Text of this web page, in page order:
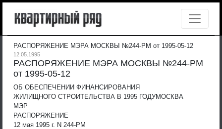
РАСПОРЯЖЕНИЕ МЭРА МОСКВЫ №244-РМ от 1995-05-12
12.05.1995
РАСПОРЯЖЕНИЕ МЭРА МОСКВЫ №244-РМ
от 1995-05-12
ОБ ОБЕСПЕЧЕНИИ ФИНАНСИРОВАНИЯ
ЖИЛИЩНОГО СТРОИТЕЛЬСТВА В 1995 ГОДУМОСКВА
МЭР
РАСПОРЯЖЕНИЕ
12 мая 1995 г. N 244-РМ